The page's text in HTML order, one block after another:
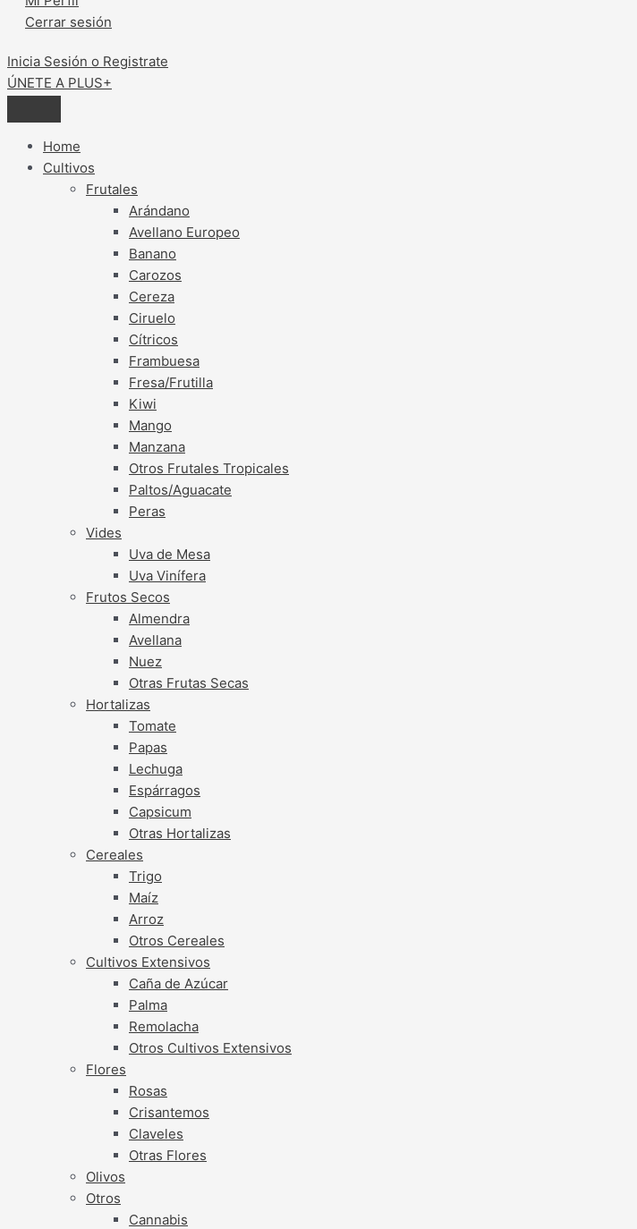
Cerrar sesión
Inicia Sesión o Registrate
ÚNETE A PLUS+
Home
Cultivos
Frutales
Arándano
Avellano Europeo
Banano
Carozos
Cereza
Ciruelo
Cítricos
Frambuesa
Fresa/Frutilla
Kiwi
Mango
Manzana
Otros Frutales Tropicales
Paltos/Aguacate
Peras
Vides
Uva de Mesa
Uva Vinífera
Frutos Secos
Almendra
Avellana
Nuez
Otras Frutas Secas
Hortalizas
Tomate
Papas
Lechuga
Espárragos
Capsicum
Otras Hortalizas
Cereales
Trigo
Maíz
Arroz
Otros Cereales
Cultivos Extensivos
Caña de Azúcar
Palma
Remolacha
Otros Cultivos Extensivos
Flores
Rosas
Crisantemos
Claveles
Otras Flores
Olivos
Otros
Cannabis